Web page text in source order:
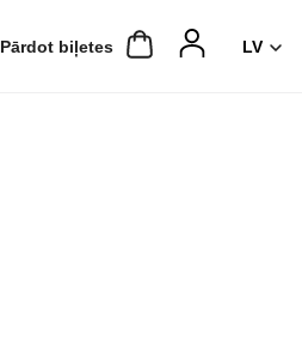
Pārdot biļetes